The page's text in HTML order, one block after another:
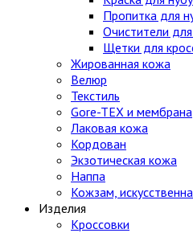
Пропитка для
Очистители
Щетки для
Жированная кожа
Велюр
Текстиль
Gore-TEX и мембрана
Лаковая кожа
Кордован
Экзотическая кожа
Наппа
Кожзам,
Изделия
Кроссовки